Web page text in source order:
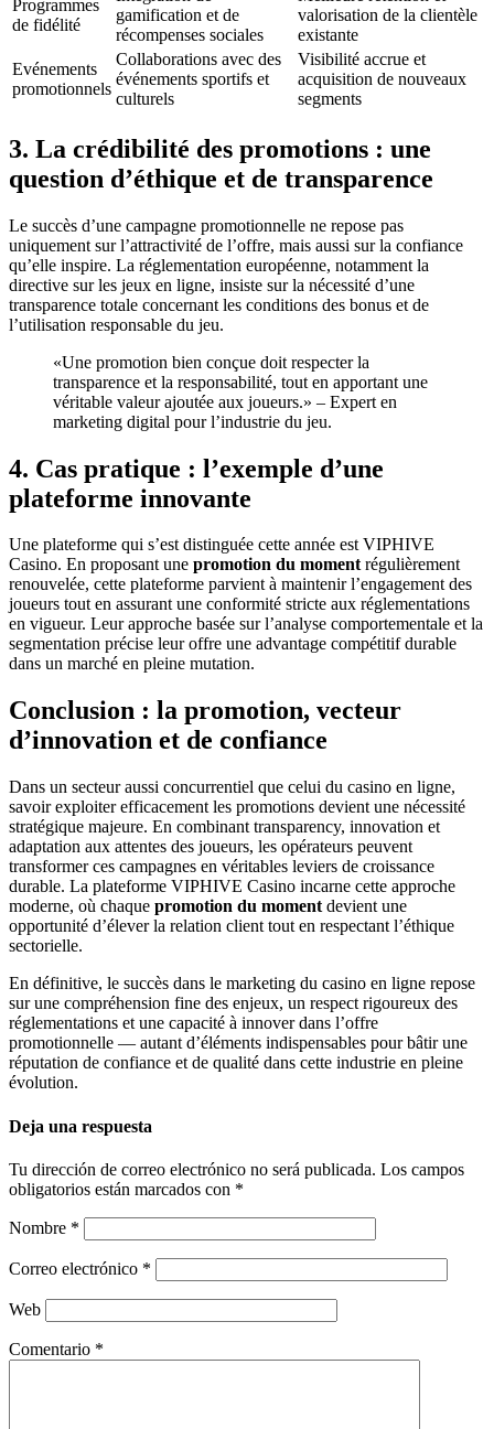
Programmes
de fidélité
gamification et de
récompenses sociales
valorisation de la clientèle
existante
Evénements
promotionnels
Collaborations avec des
événements sportifs et
culturels
Visibilité accrue et
acquisition de nouveaux
segments
3. La crédibilité des promotions : une
question d’éthique et de transparence
Le succès d’une campagne promotionnelle ne repose pas
uniquement sur l’attractivité de l’offre, mais aussi sur la confiance
qu’elle inspire. La réglementation européenne, notamment la
directive sur les jeux en ligne, insiste sur la nécessité d’une
transparence totale concernant les conditions des bonus et de
l’utilisation responsable du jeu.
«Une promotion bien conçue doit respecter la
transparence et la responsabilité, tout en apportant une
véritable valeur ajoutée aux joueurs.» – Expert en
marketing digital pour l’industrie du jeu.
4. Cas pratique : l’exemple d’une
plateforme innovante
Une plateforme qui s’est distinguée cette année est VIPHIVE
Casino. En proposant une promotion du momentrégulièrement
renouvelée, cette plateforme parvient à maintenir l’engagement des
joueurs tout en assurant une conformité stricte aux réglementations
en vigueur. Leur approche basée sur l’analyse comportementale et la
segmentation précise leur offre une advantage compétitif durable
dans un marché en pleine mutation.
Conclusion : la promotion, vecteur
d’innovation et de confiance
Dans un secteur aussi concurrentiel que celui du casino en ligne,
savoir exploiter efficacement les promotions devient une nécessité
stratégique majeure. En combinant transparency, innovation et
adaptation aux attentes des joueurs, les opérateurs peuvent
transformer ces campagnes en véritables leviers de croissance
durable. La plateforme VIPHIVE Casino incarne cette approche
moderne, où chaque promotion du moment devient une
opportunité d’élever la relation client tout en respectant l’éthique
sectorielle.
En définitive, le succès dans le marketing du casino en ligne repose
sur une compréhension fine des enjeux, un respect rigoureux des
réglementations et une capacité à innover dans l’offre
promotionnelle — autant d’éléments indispensables pour bâtir une
réputation de confiance et de qualité dans cette industrie en pleine
évolution.
Deja una respuesta
Tu dirección de correo electrónico no será publicada. Los campos
obligatorios están marcados con *
Nombre *
Correo electrónico *
Web
Comentario *